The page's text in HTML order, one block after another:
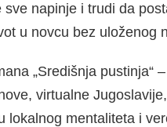
sve napinje i trudi da
u novcu bez uloženog
„Središnja pustinja“
virtualne
lokalnog mentaliteta i